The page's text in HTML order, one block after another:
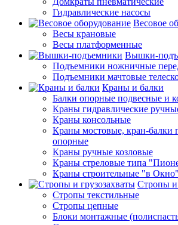
Гидравлические насосы
Весовое
Весы крановые
Весы платформенные
Вышки-
Подъемники ножничные
Подъемники мачтовые
Краны и балки
Балки опорные подвесные и
Краны гидравлические
Краны консольные
Краны мостовые, кран-балки
опорные
Краны ручные козловые
Краны стреловые типа
Краны строительные "в Окно"
Стропы и
Стропы текстильные
Стропы цепные
Блоки монтажные